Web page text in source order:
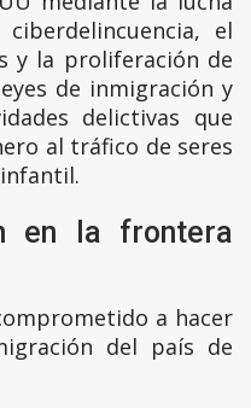
el
y la proliferación de
de inmigración y
delictivas que
al tráfico de seres
en la frontera
a hacer
del país de